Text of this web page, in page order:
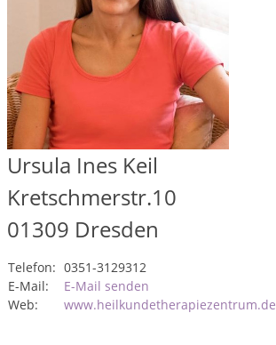
Ursula Ines Keil
Kretschmerstr.10
01309 Dresden
Telefon: 0351-3129312
E-Mail:
E-Mail senden
Web:
www.heilkundetherapiezentrum.de